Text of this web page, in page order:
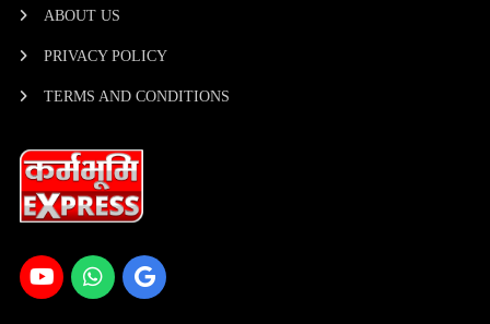
ABOUT US
PRIVACY POLICY
TERMS AND CONDITIONS